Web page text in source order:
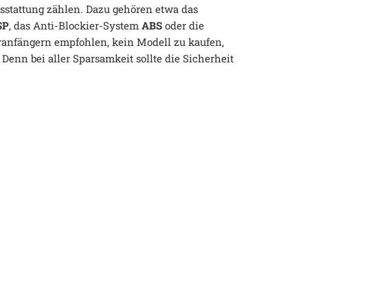
zählen. Dazu gehören etwa das
, das Anti-Blockier-SystemABSoder die
empfohlen, kein Modell zu kaufen,
bei aller Sparsamkeit sollte die Sicherheit